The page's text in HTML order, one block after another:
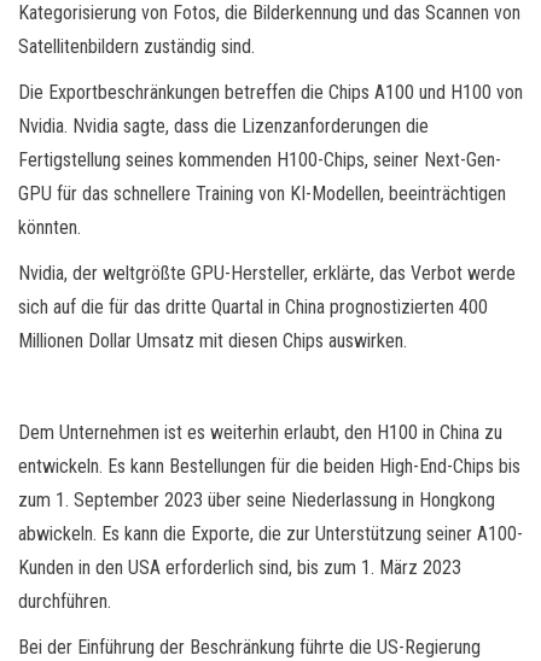
Kategorisierung von Fotos, die Bilderkennung und das Scannen von
Satellitenbildern zuständig sind.
Die Exportbeschränkungen betreffen die Chips A100 und H100 von
Nvidia. Nvidia sagte, dass die Lizenzanforderungen die
Fertigstellung seines kommenden H100-Chips, seiner Next-Gen-
GPU für das schnellere Training von KI-Modellen, beeinträchtigen
könnten.
Nvidia, der weltgrößte GPU-Hersteller, erklärte, das Verbot werde
sich auf die für das dritte Quartal in China prognostizierten 400
Millionen Dollar Umsatz mit diesen Chips auswirken.
Dem Unternehmen ist es weiterhin erlaubt, den H100 in China zu
entwickeln. Es kann Bestellungen für die beiden High-End-Chips bis
zum 1. September 2023 über seine Niederlassung in Hongkong
abwickeln. Es kann die Exporte, die zur Unterstützung seiner A100-
Kunden in den USA erforderlich sind, bis zum 1. März 2023
durchführen.
Bei der Einführung der Beschränkung führte die US-Regierung